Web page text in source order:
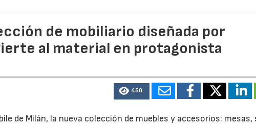
de mobiliario diseñada por
al material en protagonista
450
de Milán, la nueva colección de muebles y accesorios: mesas,